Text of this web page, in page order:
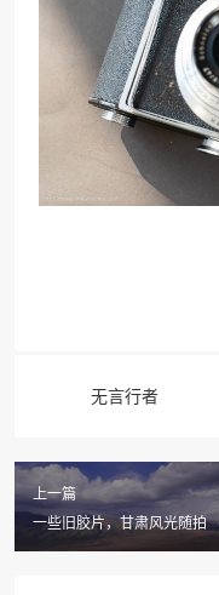
无言行者
上一篇
一些旧胶片，甘肃风光随拍